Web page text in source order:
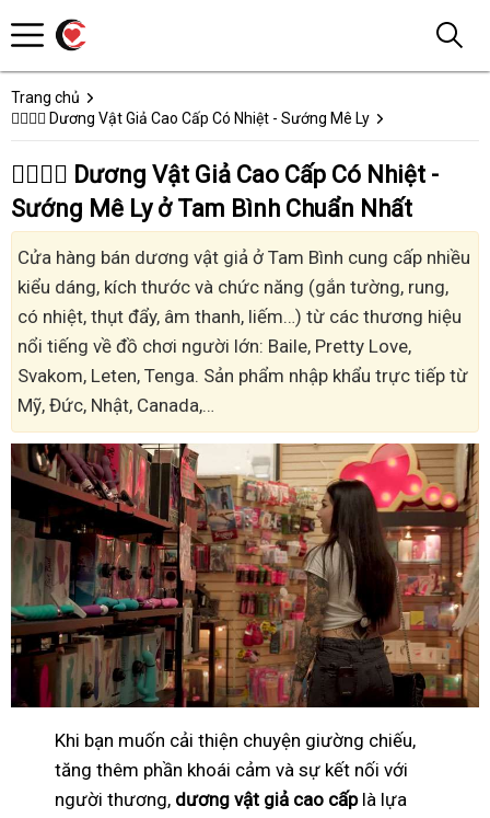
Trang chủ
👩‍❤️‍💋‍👨 Dương Vật Giả Cao Cấp Có Nhiệt - Sướng Mê Ly
👩‍❤️‍💋‍👨 Dương Vật Giả Cao Cấp Có Nhiệt -
Sướng Mê Ly ở Tam Bình Chuẩn Nhất
Cửa hàng bán dương vật giả ở Tam Bình cung cấp nhiều
kiểu dáng, kích thước và chức năng (gắn tường, rung,
có nhiệt, thụt đẩy, âm thanh, liếm…) từ các thương hiệu
nổi tiếng về đồ chơi người lớn: Baile, Pretty Love,
Svakom, Leten, Tenga. Sản phẩm nhập khẩu trực tiếp từ
Mỹ, Đức, Nhật, Canada,…
Khi bạn muốn cải thiện chuyện giường chiếu,
tăng thêm phần khoái cảm và sự kết nối với
người thương, dương vật giả cao cấplà lựa